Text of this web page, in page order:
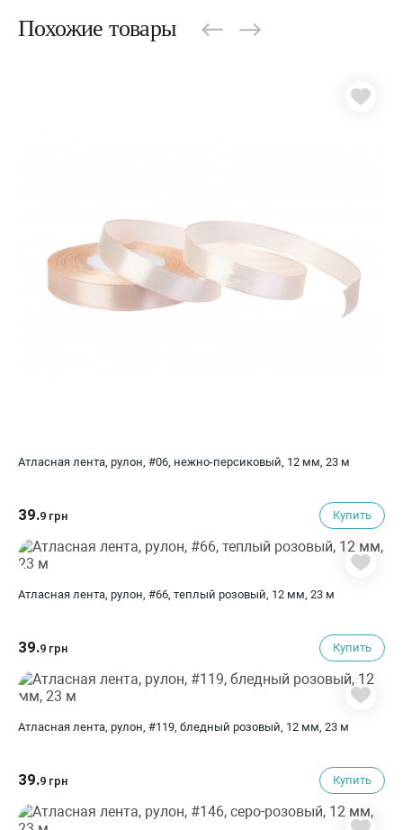
Похожие товары
Атласная лента, рулон, #06, нежно-персиковый, 12 мм, 23 м
39.9 грн Купить
Атласная лента, рулон, #66, теплый розовый, 12 мм, 23 м
39.9 грн Купить
Атласная лента, рулон, #119, бледный розовый, 12 мм, 23 м
39.9 грн Купить